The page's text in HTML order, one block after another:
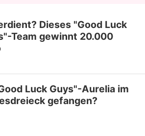
Dieses "Good Luck
Team gewinnt 20.000
Luck Guys"-Aurelia im
gefangen?